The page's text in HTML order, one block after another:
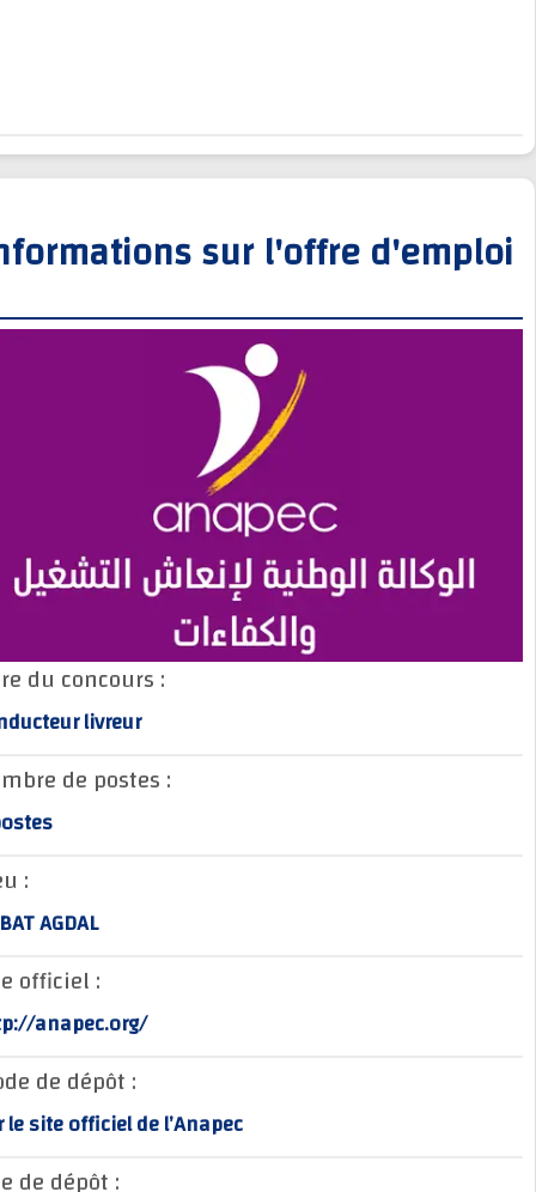
Informations sur l'offre
Titre du concours :
Conducteur livreur
Nombre de postes :
3 postes
Lieu :
RABAT AGDAL
Site officiel :
http://anapec.org/
Mode de dépôt :
sur le site officiel de l’Anapec
Site de dépôt :